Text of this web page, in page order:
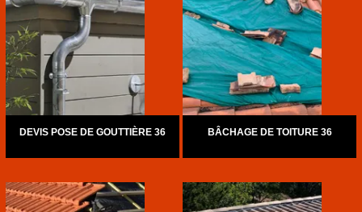
DEVIS POSE DE GOUTTIÈRE 36 BÂCHAGE DE TOITURE 36